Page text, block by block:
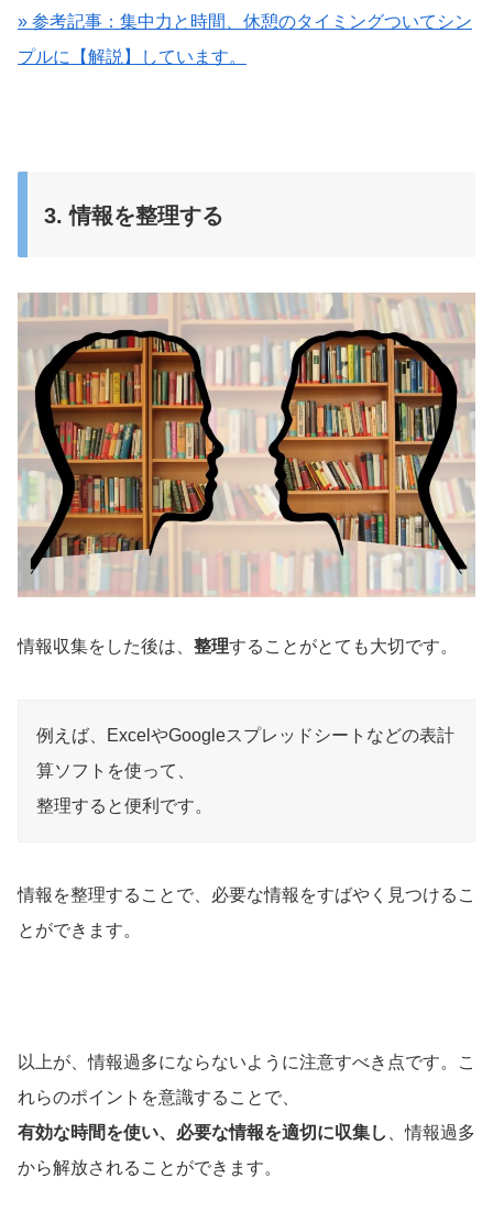
» 参考記事：集中力と時間、休憩のタイミングついてシン
プルに【解説】しています。
3. 情報を整理する
情報収集をした後は、 整理することがとても大切です。
例えば、ExcelやGoogleスプレッドシートなどの表計
算ソフトを使って、
整理すると便利です。
情報を整理することで、必要な情報をすばやく見つけるこ
とができます。
以上が、情報過多にならないように注意すべき点です。こ
れらのポイントを意識することで、
有効な時間を使い、必要な情報を適切に収集し
、情報過多
から解放されることができます。